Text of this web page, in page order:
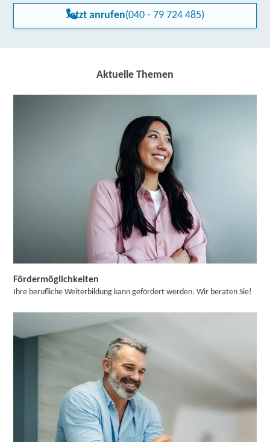
Jetzt anrufen(040 - 79 724 485)
Aktuelle Themen
Fördermöglichkeiten
Ihre berufliche Weiterbildung kann gefördert werden. Wir beraten Sie!